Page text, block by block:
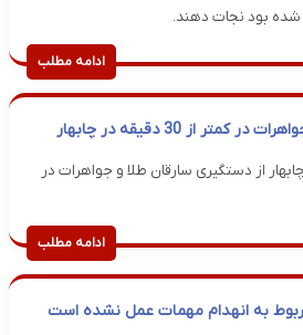
شده بود نجات دهند.
ادامه مطلب
از 30 دقیقه در چابهار
از دستگیری سارقان طلا و جواهرات در
ادامه مطلب
به انهدام مهمات عمل نشده است